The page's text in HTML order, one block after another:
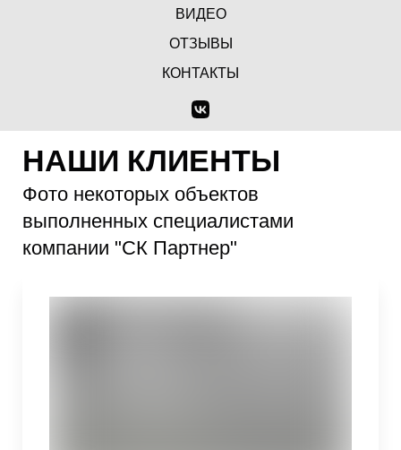
ВИДЕО
ОТЗЫВЫ
КОНТАКТЫ
Фото некоторых объектов
выполненных специалистами
компании "СК Партнер"
НАШИ КЛИЕНТЫ